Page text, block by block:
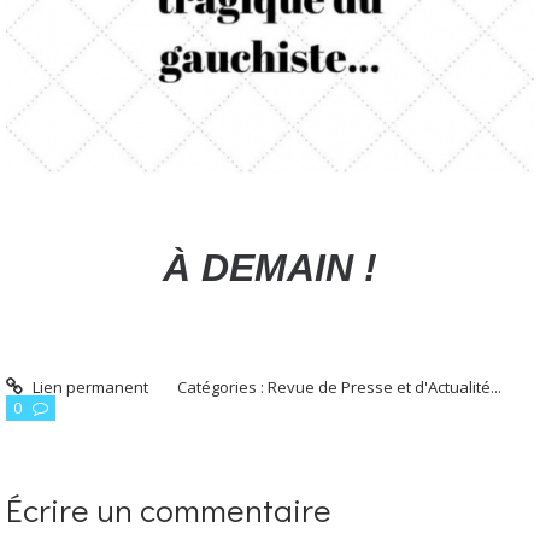
À DEMAIN !
Lien permanent Catégories :Revue de Presse et d'Actualité...
0
Écrire un commentaire